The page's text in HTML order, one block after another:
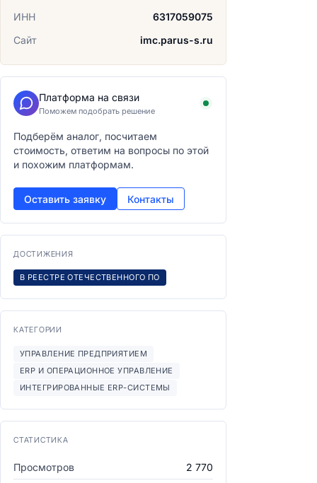
ИНН
6317059075
Сайт
imc.parus-s.ru
Платформа на связи
Поможем подобрать решение
Подберём аналог, посчитаем
стоимость, ответим на вопросы по этой
и похожим платформам.
Оставить заявку Контакты
ДОСТИЖЕНИЯ
В РЕЕСТРЕ ОТЕЧЕСТВЕННОГО ПО
КАТЕГОРИИ
УПРАВЛЕНИЕ ПРЕДПРИЯТИЕМ
ERP И ОПЕРАЦИОННОЕ УПРАВЛЕНИЕ
ИНТЕГРИРОВАННЫЕ ERP-СИСТЕМЫ
СТАТИСТИКА
Просмотров 2 770